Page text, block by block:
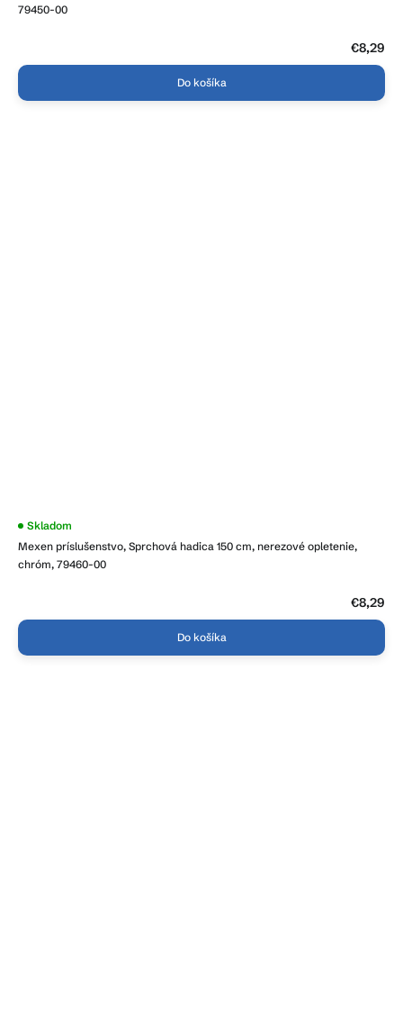
79450-00
€8,29
Do košíka
Mexen príslušenstvo, Sprchová hadica 150 cm, nerezové opletenie,
chróm, 79460-00
Skladom
€8,29
Do košíka